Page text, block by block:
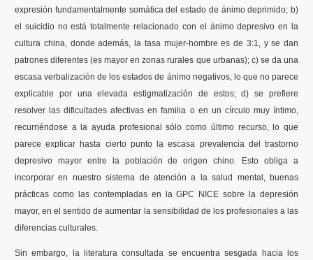
expresión fundamentalmente somática del estado de ánimo deprimido; b)
el suicidio no está totalmente relacionado con el ánimo depresivo en la
cultura china, donde además, la tasa mujer-hombre es de 3:1, y se dan
patrones diferentes (es mayor en zonas rurales que urbanas); c) se da una
escasa verbalización de los estados de ánimo negativos, lo que no parece
explicable por una elevada estigmatización de estos; d) se prefiere
resolver las dificultades afectivas en familia o en un círculo muy íntimo,
recurriéndose a la ayuda profesional sólo como último recurso, lo que
parece explicar hasta cierto punto la escasa prevalencia del trastorno
depresivo mayor entre la población de origen chino. Esto obliga a
incorporar en nuestro sistema de atención a la salud mental, buenas
prácticas como las contempladas en la GPC NICE sobre la depresión
mayor, en el sentido de aumentar la sensibilidad de los profesionales a las
diferencias culturales.
Sin embargo, la literatura consultada se encuentra sesgada hacia los